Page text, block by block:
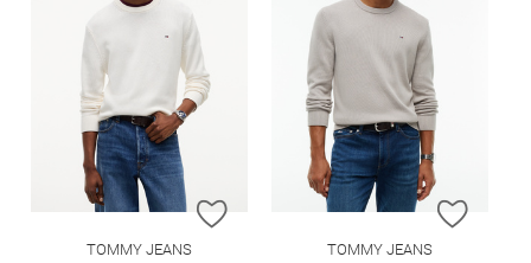
ZUR WUNSCHLISTE HINZUFÜGEN
TOMMY JEANS
ZUR
TOMMY JEANS